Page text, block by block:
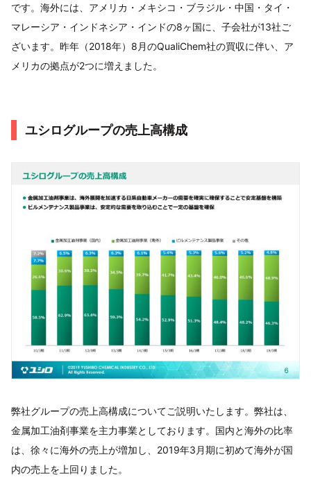
です。海外には、アメリカ・メキシコ・ブラジル・中国・タイ・
マレーシア・インドネシア・インドの8ヶ国に、子会社が13社ご
ざいます。昨年（2018年）8月のQualiChem社の買収に伴い、ア
メリカの拠点が2つに増えました。
ユシログループの売上高構成
弊社グループの売上高構成についてご説明いたします。弊社は、
金属加工油剤事業を主力事業としております。国内と海外の比率
は、徐々に海外の売上が増加し、2019年3月期に初めて海外が国
内の売上を上回りました。